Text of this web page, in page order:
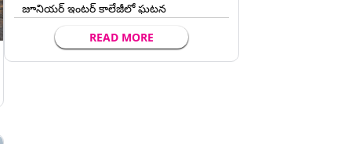
జూనియర్ ఇంటర్ కాలేజీలో ఘటన
READ MORE